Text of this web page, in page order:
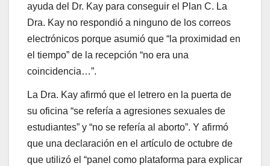
ayuda del Dr. Kay para conseguir el Plan C. La
Dra. Kay no respondió a ninguno de los correos
electrónicos porque asumió que “la proximidad en
el tiempo” de la recepción “no era una
coincidencia…”.
La Dra. Kay afirmó que el letrero en la puerta de
su oficina “se refería a agresiones sexuales de
estudiantes” y “no se refería al aborto”. Y afirmó
que una declaración en el artículo de octubre de
que utilizó el “panel como plataforma para explicar